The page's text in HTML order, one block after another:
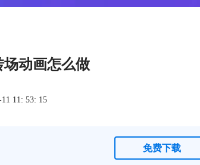
动画怎么做
11: 53: 15
免费下载